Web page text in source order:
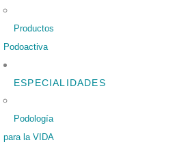
Productos
Podoactiva
ESPECIALIDADES
Podología
para la VIDA